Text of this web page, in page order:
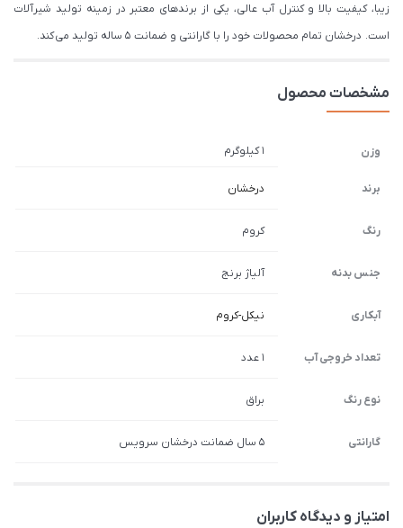
زیبا، کیفیت بالا و کنترل آب عالی، یکی از برندهای معتبر در زمینه تولید شیرآلات
است. درخشان تمام محصولات خود را با گارانتی و ضمانت 5 ساله تولید می کند.
مشخصات محصول
وزن 1 کیلوگرم
برند درخشان
رنگ کروم
جنس بدنه آلیاژ برنج
آبکاری نیکل-کروم
تعداد خروجی آب 1 عدد
نوع رنگ براق
گارانتی 5 سال ضمانت درخشان سرویس
امتیاز و دیدگاه کاربران